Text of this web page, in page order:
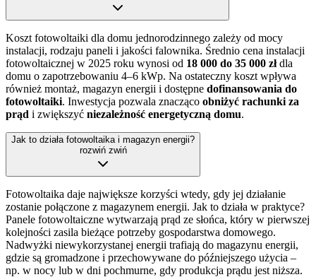
Koszt fotowoltaiki dla domu jednorodzinnego zależy od mocy
instalacji, rodzaju paneli i jakości falownika. Średnio cena instalacji
fotowoltaicznej w 2025 roku wynosi od 18 000 do 35 000 złdla
domu o zapotrzebowaniu 4–6 kWp. Na ostateczny koszt wpływa
również montaż, magazyn energii i dostępne dofinansowania do
fotowoltaiki. Inwestycja pozwala znacząco obniżyć rachunki za
prąd i zwiększyć niezależność energetyczną domu.
Jak to działa fotowoltaika i magazyn energii?
rozwiń zwiń
Fotowoltaika daje największe korzyści wtedy, gdy jej działanie
zostanie połączone z magazynem energii. Jak to działa w praktyce?
Panele fotowoltaiczne wytwarzają prąd ze słońca, który w pierwszej
kolejności zasila bieżące potrzeby gospodarstwa domowego.
Nadwyżki niewykorzystanej energii trafiają do magazynu energii,
gdzie są gromadzone i przechowywane do późniejszego użycia –
np. w nocy lub w dni pochmurne, gdy produkcja prądu jest niższa.